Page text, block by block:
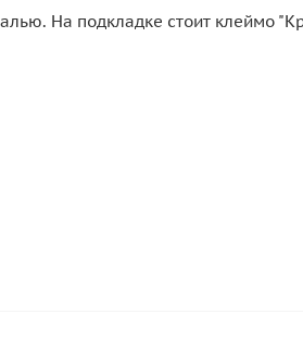
На подкладке стоит клеймо